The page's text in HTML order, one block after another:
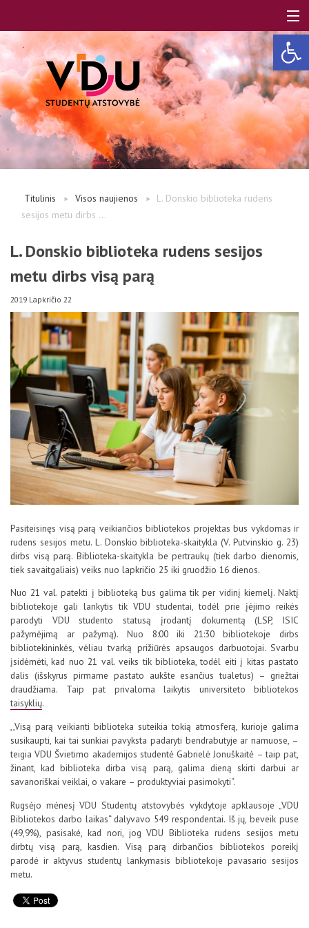
LT
Studentams
Studentų atstovai
D.U.K
Kontaktai
Privatumo politika
Titulinis Visos naujienos
L. Donskio biblioteka rudens
sesijos metu dirbs ...
L. Donskio biblioteka rudens sesijos
metu dirbs visą parą
2019 Lapkričio 22
Pasiteisinęs visą parą veikiančios bibliotekos projektas bus vykdomas ir
rudens sesijos metu. L. Donskio biblioteka-skaitykla (V. Putvinskio g. 23)
dirbs visą parą. Biblioteka-skaitykla be pertraukų (tiek darbo dienomis,
tiek savaitgaliais) veiks nuo lapkričio 25 iki gruodžio 16 dienos.
Nuo 21 val. patekti į biblioteką bus galima tik per vidinį kiemelį. Naktį
bibliotekoje gali lankytis tik VDU studentai, todėl prie įėjimo reikės
parodyti VDU studento statusą įrodantį dokumentą (LSP, ISIC
pažymėjimą ar pažymą). Nuo 8:00 iki 21:30 bibliotekoje dirbs
bibliotekininkės, vėliau tvarką prižiūrės apsaugos darbuotojai. Svarbu
įsidėmėti, kad nuo 21 val. veiks tik biblioteka, todėl eiti į kitas pastato
dalis (išskyrus pirmame pastato aukšte esančius tualetus) – griežtai
draudžiama. Taip pat privaloma laikytis universiteto bibliotekos
taisyklių.
,,Visą parą veikianti biblioteka suteikia tokią atmosferą, kurioje galima
susikaupti, kai tai sunkiai pavyksta padaryti bendrabutyje ar namuose, –
teigia VDU Švietimo akademijos studentė Gabrielė Jonuškaitė – taip pat,
žinant, kad biblioteka dirba visą parą, galima dieną skirti darbui ar
savanoriškai veiklai, o vakare – produktyviai pasimokyti“.
Rugsėjo mėnesį VDU Studentų atstovybės vykdytoje apklausoje „VDU
Bibliotekos darbo laikas“ dalyvavo 549 respondentai. Iš jų, beveik puse
(49,9%), pasisakė, kad nori, jog VDU Biblioteka rudens sesijos metu
dirbtų visą parą, kasdien. Visą parą dirbančios bibliotekos poreikį
parodė ir aktyvus studentų lankymasis bibliotekoje pavasario sesijos
metu.